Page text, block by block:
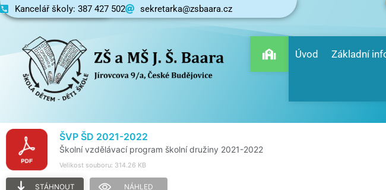
Kancelář školy: 387 427 502 sekretarka@zsbaara.cz
Základní škola
Úvod Základní
ŠVP ŠD 2021-2022
Školní vzdělávací program školní družiny 2021-2022
Velikost souboru: 314.26 KB
STÁHNOUT NÁHLED